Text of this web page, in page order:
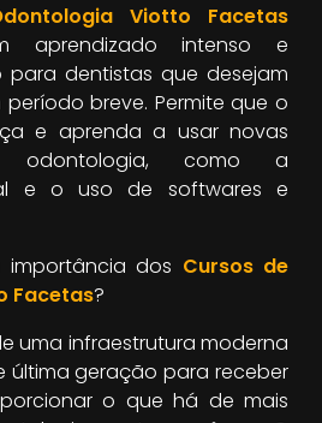
Viotto Facetas
aprendizado intenso e
para dentistas que desejam
breve. Permite que o
e aprenda a usar novas
odontologia, como a
e o uso de softwares e
dos Cursos de
Facetas?
uma infraestrutura moderna
última geração para receber
o que há de mais